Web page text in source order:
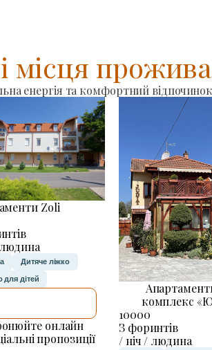
місця
енергія та комфортний
Zoli
Дитяче ліжко
для дітей
онлайн
пропозиції
комплекс
10000
З форинтів
/ ніч / людина